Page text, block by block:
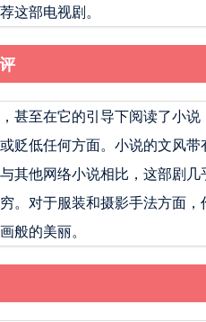
这部电视剧。
甚至在它的引导下阅读了小
贬低任何方面。小说的文风
其他网络小说相比，这部剧
。对于服装和摄影手法方面
般的美丽。